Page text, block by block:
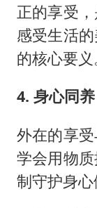
正的享受
感受生活
的核心要义
4. 身心同
外在的享
学会用物
制守护身心